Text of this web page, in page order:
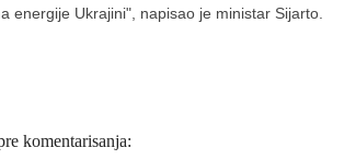
energije Ukrajini", napisao je ministar Sijarto.
komentarisanja: